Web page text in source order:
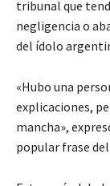
tribunal que
negligencia o
del ídolo
«Hubo una
explicaciones,
mancha»,
popular frase